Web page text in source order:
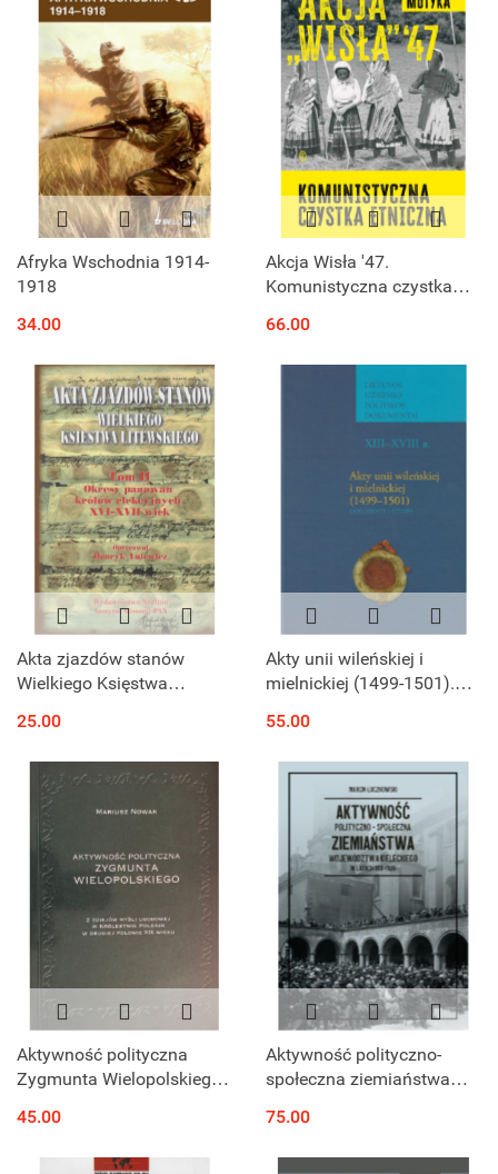
Afryka Wschodnia 1914-
1918
34.00
Akcja Wisła '47.
Komunistyczna czystka
66.00
Akta zjazdów stanów
Wielkiego Księstwa
panowań królów
25.00
Akty unii wileńskiej i
mielnickiej (1499-1501).
55.00
Aktywność polityczna
Zygmunta Wielopolskiego.
w Królestwie Polskim w
drugiej połowie XIX wieku
45.00
Aktywność polityczno-
społeczna ziemiaństwa
latach 1918-1939
75.00